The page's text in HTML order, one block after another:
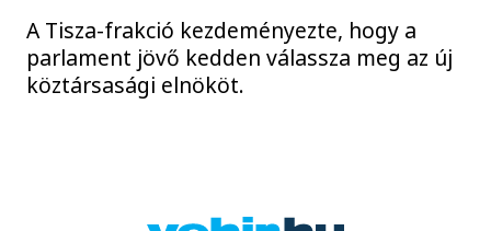
A Tisza-frakció kezdeményezte, hogy a
parlament jövő kedden válassza meg az új
köztársasági elnököt.